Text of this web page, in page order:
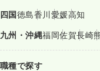
四国徳島香川愛媛高知
九州・沖縄福岡佐賀長崎
職種で探す